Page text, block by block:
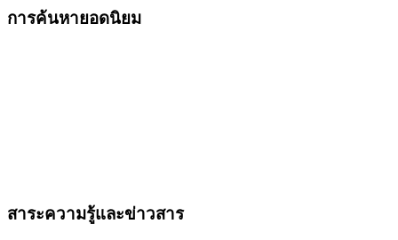
การค้นหายอดนิยม
สาระความรู้และข่าวสาร